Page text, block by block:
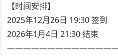
【时间安排】
2025年12月26日 19:30 签到
2026年1月4日 21:30 结束